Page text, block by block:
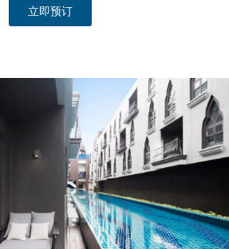
立即预订